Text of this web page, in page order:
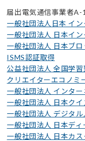
届出電気通信事業者
一般社団法人日本 イ
一般社団法人 日本イ
一般社団法人 日本ブ
ISMS認証取得
公益社団法人 全国学
クリエイターエコノ
一般社団法人 インタ
一般社団法人 日本ク
一般社団法人 デジタ
一般社団法人 日本デ
一般社団法人 日本カス